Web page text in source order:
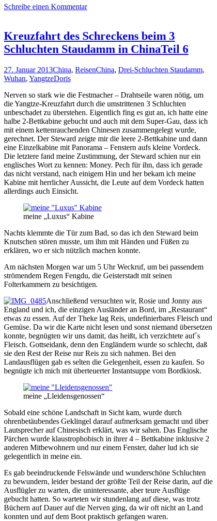
Schreibe einen Kommentar
Kreuzfahrt des Schreckens beim 3
Schluchten Staudamm in ChinaTeil 6
27. Januar 2013China, ReisenChina, Drei-Schluchten Staudamm,
Wuhan, YangtzeDoris
Nerven so stark wie die Festmacher – Drahtseile waren nötig, um
die Yangtze-Kreuzfahrt durch die umstrittenen 3 Schluchten
unbeschadet zu überstehen. Eigentlich fing es gut an, ich hatte eine
halbe 2-Bettkabine gebucht und auch mit dem Super-Gau, dass ich
mit einem kettenrauchenden Chinesen zusammengelegt wurde,
gerechnet. Der Steward zeigte mir die leere 2-Bettkabine und dann
eine Einzelkabine mit Panorama – Fenstern aufs kleine Vordeck.
Die letztere fand meine Zustimmung, der Steward schien nur ein
englisches Wort zu kennen: Money. Pech für ihn, dass ich gerade
das nicht verstand, nach einigem Hin und her bekam ich meine
Kabine mit herrlicher Aussicht, die Leute auf dem Vordeck hatten
allerdings auch Einsicht.
meine „Luxus“ Kabine
Nachts klemmte die Tür zum Bad, so das ich den Steward beim
Knutschen stören musste, um ihm mit Händen und Füßen zu
erklären, wo er sich nützlich machen konnte.
Am nächsten Morgen war um 5 Uhr Weckruf, um bei passendem
strömendem Regen Fengdu, die Geisterstadt mit seinen
Folterkammern zu besichtigen.
Anschließend versuchten wir, Rosie und Jonny aus
England und ich, die einzigen Ausländer an Bord, im „Restaurant“
etwas zu essen. Auf der Theke lag Reis, undefinierbares Fleisch und
Gemüse. Da wir die Karte nicht lesen und sonst niemand übersetzen
konnte, begnügten wir uns damit, das heißt, ich verzichtete auf´s
Fleisch. Gottseidank, denn den Engländern wurde so schlecht, daß
sie den Rest der Reise nur Reis zu sich nahmen. Bei den
Landausflügen gab es selten die Gelegenheit, essen zu kaufen. So
begnügte ich mich mit überteuerter Instantsuppe vom Bordkiosk.
meine „Lleidensgenossen“
Sobald eine schöne Landschaft in Sicht kam, wurde durch
ohrenbetäubendes Geklingel darauf aufmerksam gemacht und über
Lautsprecher auf Chinesisch erklärt, was wir sahen. Das Englische
Pärchen wurde klaustrophobisch in ihrer 4 – Bettkabine inklusive 2
anderen Mitbewohnern und nur einem Fenster, daher lud ich sie
gelegentlich in meine ein.
Es gab beeindruckende Felswände und wunderschöne Schluchten
zu bewundern, leider bestand der größte Teil der Reise darin, auf die
Ausflügler zu warten, die uninteressante, aber teure Ausflüge
gebucht hatten. So warteten wir stundenlang auf diese, was trotz
Büchern auf Dauer auf die Nerven ging, da wir oft nicht an Land
konnten und auf dem Boot praktisch gefangen waren.